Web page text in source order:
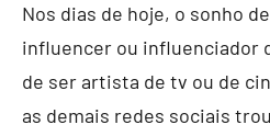
Nos dias de hoje, o sonho
influencer ou influenciador
de ser artista de tv ou de
as demais redes sociais